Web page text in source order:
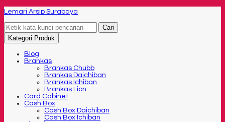
Lemari Arsip Surabaya
Cari
Kategori Produk
Blog
Brankas
Brankas Chubb
Brankas Daichiban
Brankas Ichiban
Brankas Lion
Card Cabinet
Cash Box
Cash Box Daichiban
Cash Box Ichiban